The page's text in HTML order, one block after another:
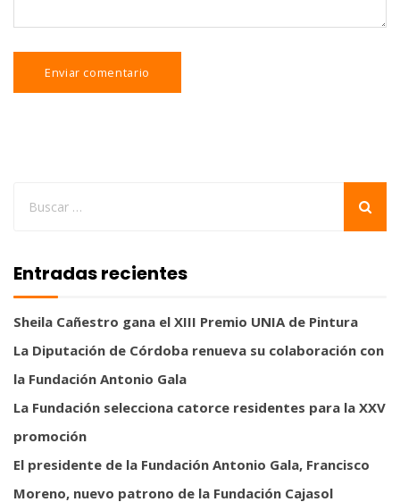
Entradas recientes
Sheila Cañestro gana el XIII Premio UNIA de Pintura
La Diputación de Córdoba renueva su colaboración con
la Fundación Antonio Gala
La Fundación selecciona catorce residentes para la XXV
promoción
El presidente de la Fundación Antonio Gala, Francisco
Moreno, nuevo patrono de la Fundación Cajasol